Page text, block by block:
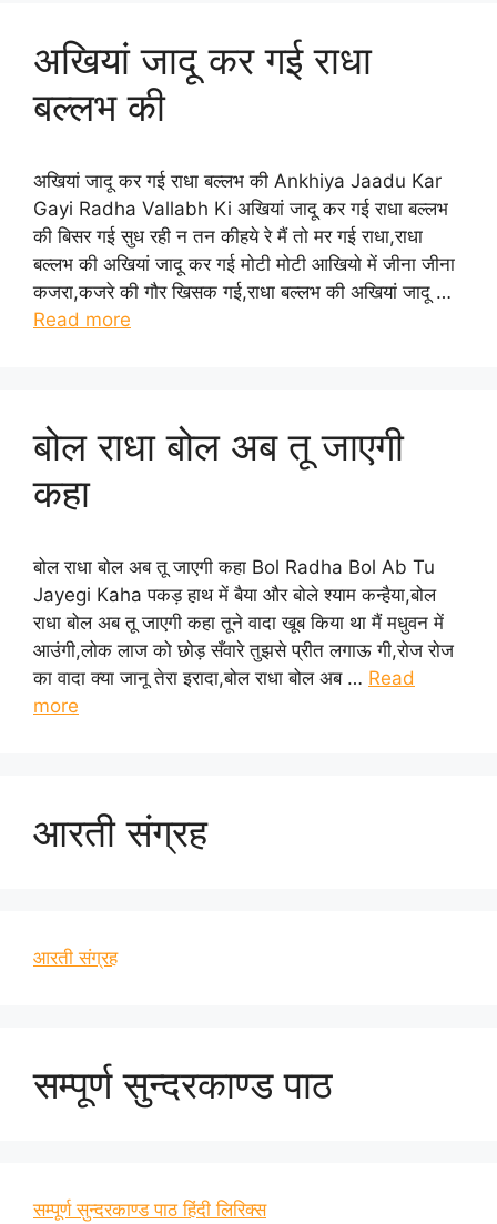
अखियां जादू कर गई राधा
बल्लभ की
अखियां जादू कर गई राधा बल्लभ की Ankhiya Jaadu Kar
Gayi Radha Vallabh Ki अखियां जादू कर गई राधा बल्लभ
की बिसर गई सुध रही न तन कीहये रे मैं तो मर गई राधा,राधा
बल्लभ की अखियां जादू कर गई मोटी मोटी आखियो में जीना जीना
कजरा,कजरे की गौर खिसक गई,राधा बल्लभ की अखियां जादू …
Read more
बोल राधा बोल अब तू जाएगी
कहा
बोल राधा बोल अब तू जाएगी कहा Bol Radha Bol Ab Tu
Jayegi Kaha पकड़ हाथ में बैया और बोले श्याम कन्हैया,बोल
राधा बोल अब तू जाएगी कहा तूने वादा खूब किया था मैं मधुवन में
आउंगी,लोक लाज को छोड़ सँवारे तुझसे प्रीत लगाऊ गी,रोज रोज
का वादा क्या जानू तेरा इरादा,बोल राधा बोल अब … Read
more
आरती संग्रह
आरती संग्रह
सम्पूर्ण सुन्दरकाण्ड पाठ
सम्पूर्ण सुन्दरकाण्ड पाठ हिंदी लिरिक्स